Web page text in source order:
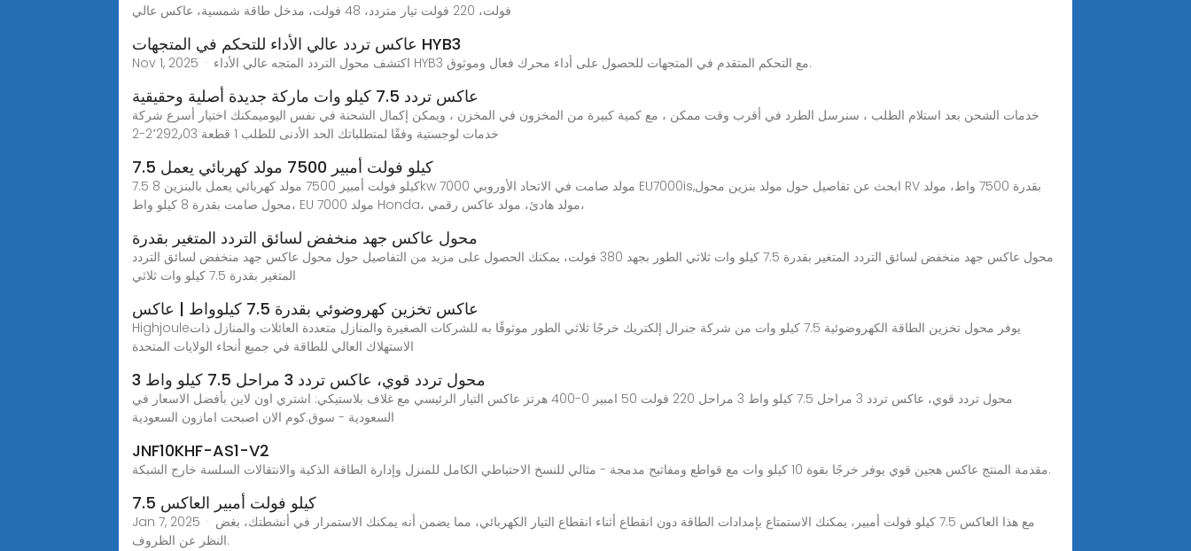
فولت، 220 فولت تيار متردد، 48 فولت، مدخل طاقة شمسية، عاكس عالي
عاكس تردد عالي الأداء للتحكم في المتجهات HYB3
Nov 1, 2025 · اكتشف محول التردد المتجه عالي الأداء HYB3 مع التحكم المتقدم في المتجهات للحصول على أداء محرك فعال وموثوق.
عاكس تردد 7.5 كيلو وات ماركة جديدة أصلية وحقيقية
خدمات الشحن بعد استلام الطلب ، سنرسل الطرد في أقرب وقت ممكن ، مع كمية كبيرة من المخزون في المخزن ، ويمكن إكمال الشحنة في نفس اليوميمكنك اختيار أسرع شركة
خدمات لوجستية وفقًا لمتطلباتك الحد الأدنى للطلب 1 قطعة ‏2٬292٫03-‏2
7.5 كيلو فولت أمبير 7500 مولد كهربائي يعمل
7.5 كيلو فولت أمبير 7500 مولد كهربائي يعمل بالبنزين 8kw مولد صامت في الاتحاد الأوروبي 7000 EU7000is,ابحث عن تفاصيل حول مولد بنزين محول RV بقدرة 7500 واط، مولد
محول صامت بقدرة 8 كيلو واط، EU 7000 مولد Honda، مولد هادئ، مولد عاكس رقمي،
محول عاكس جهد منخفض لسائق التردد المتغير بقدرة
محول عاكس جهد منخفض لسائق التردد المتغير بقدرة 7.5 كيلو وات ثلاثي الطور بجهد 380 فولت، يمكنك الحصول على مزيد من التفاصيل حول محول عاكس جهد منخفض لسائق التردد
المتغير بقدرة 7.5 كيلو وات ثلاثي
عاكس تخزين كهروضوئي بقدرة 7.5 كيلوواط | عاكس
Highjouleيوفر محول تخزين الطاقة الكهروضوئية 7.5 كيلو وات من شركة جنرال إلكتريك خرجًا ثلاثي الطور موثوقًا به للشركات الصغيرة والمنازل متعددة العائلات والمنازل ذات
الاستهلاك العالي للطاقة في جميع أنحاء الولايات المتحدة
محول تردد قوي، عاكس تردد 3 مراحل 7.5 كيلو واط 3
محول تردد قوي، عاكس تردد 3 مراحل 7.5 كيلو واط 3 مراحل 220 فولت 50 امبير 0-400 هرتز عاكس التيار الرئيسي مع غلاف بلاستيكي: اشتري اون لاين بأفضل الاسعار في
السعودية - سوق.كوم الان اصبحت امازون السعودية
JNF10KHF-AS1-V2
مقدمة المنتج عاكس هجين قوي يوفر خرجًا بقوة 10 كيلو وات مع قواطع ومفاتيح مدمجة - مثالي للنسخ الاحتياطي الكامل للمنزل وإدارة الطاقة الذكية والانتقالات السلسة خارج الشبكة.
7.5 كيلو فولت أمبير العاكس
Jan 7, 2025 · مع هذا العاكس 7.5 كيلو فولت أمبير، يمكنك الاستمتاع بإمدادات الطاقة دون انقطاع أثناء انقطاع التيار الكهربائي، مما يضمن أنه يمكنك الاستمرار في أنشطتك، بغض
النظر عن الظروف.